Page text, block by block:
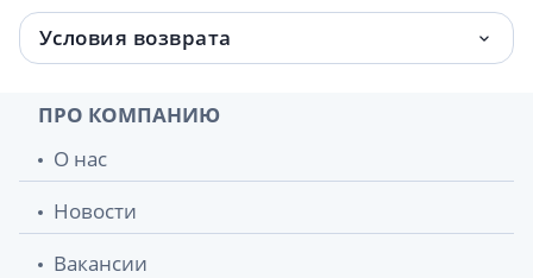
Условия возврата
ПРО КОМПАНИЮ
О нас
Новости
Вакансии